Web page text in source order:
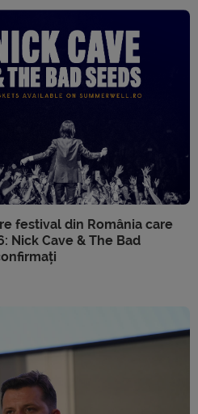
festival din România care
Nick Cave & The Bad